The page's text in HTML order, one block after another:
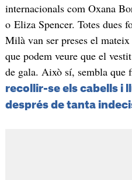
internacionals com Oxana
o Eliza Spencer. Totes dues
Milà van ser preses el
que podem veure que el
de gala. Això sí, sembla que
recollir-se els cabells i
després de tanta